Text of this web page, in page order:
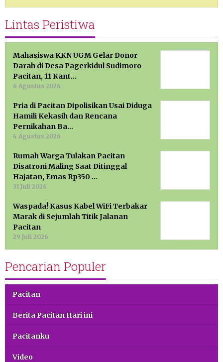
Lintas Peristiwa
Mahasiswa KKN UGM Gelar Donor
Darah di Desa Pagerkidul Sudimoro
Pacitan, 11 Kant…
6 Agustus 2026
Pria di Pacitan Dipolisikan Usai Diduga
Hamili Kekasih dan Rencana
Pernikahan Ba…
4 Agustus 2026
Rumah Warga Tulakan Pacitan
Disatroni Maling Saat Ditinggal
Hajatan, Emas Rp350 …
31 Juli 2026
Waspada! Kasus Kabel WiFi Terbakar
Marak di Sejumlah Titik Jalanan
Pacitan
29 Juli 2026
Pencarian Populer
Pacitan
Berita Pacitan Hari ini
Pacitanku
Video